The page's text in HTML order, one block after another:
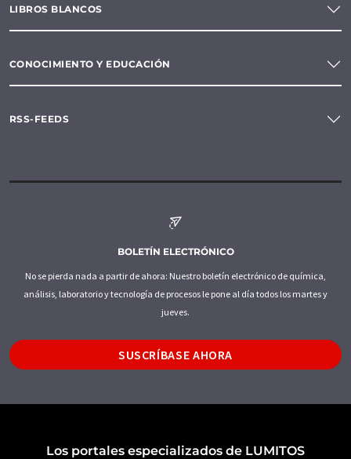
LIBROS BLANCOS
CONOCIMIENTO Y EDUCACIÓN
RSS-FEEDS
BOLETÍN ELECTRÓNICO
No se pierda nada a partir de ahora: Nuestro boletín electrónico de química,
análisis, laboratorio y tecnología de procesos le pone al día todos los martes y
jueves.
SUSCRÍBASE AHORA
Los portales especializados de LUMITOS